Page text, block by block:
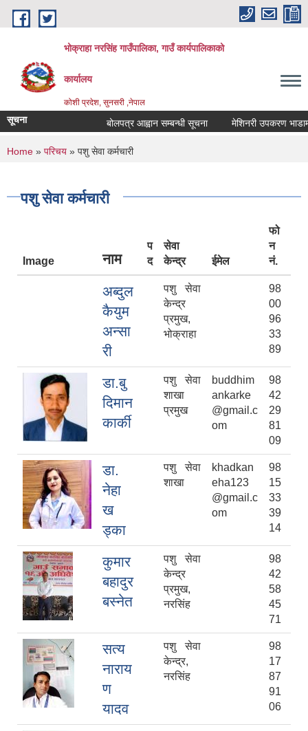
Skip to main content
भोक्राहा नरसिंह गाउँपालिका, गाउँ कार्यपालिकाको
कार्यालय
कोशी प्रदेश, सुनसरी ,नेपाल
सूचना बोलपत्र आह्वान सम्बन्धी सूचना मेशिनरी उपकरण भाडामा
You are here
Home » परिचय » पशु सेवा कर्मचारी
पशु सेवा कर्मचारी
Image नाम
प
द
सेवा
केन्द्र
ईमेल
फो
न
नं.
अब्दुल
कैयुम
अन्सा
री
पशु सेवा
केन्द्र
प्रमुख,
भोक्राहा
98
00
96
33
89
डा.बु
दिमान
कार्की
पशु सेवा
शाखा
प्रमुख
buddhim
ankarke
@gmail.c
om
98
42
29
81
09
डा.
नेहा
ख
ड्का
पशु सेवा
शाखा
khadkan
eha123
@gmail.c
om
98
15
33
39
14
कुमार
बहादुर
बस्नेत
पशु सेवा
केन्द्र
प्रमुख,
नरसिंह
98
42
58
45
71
सत्य
नाराय
ण
यादव
पशु सेवा
केन्द्र,
नरसिंह
98
17
87
91
06